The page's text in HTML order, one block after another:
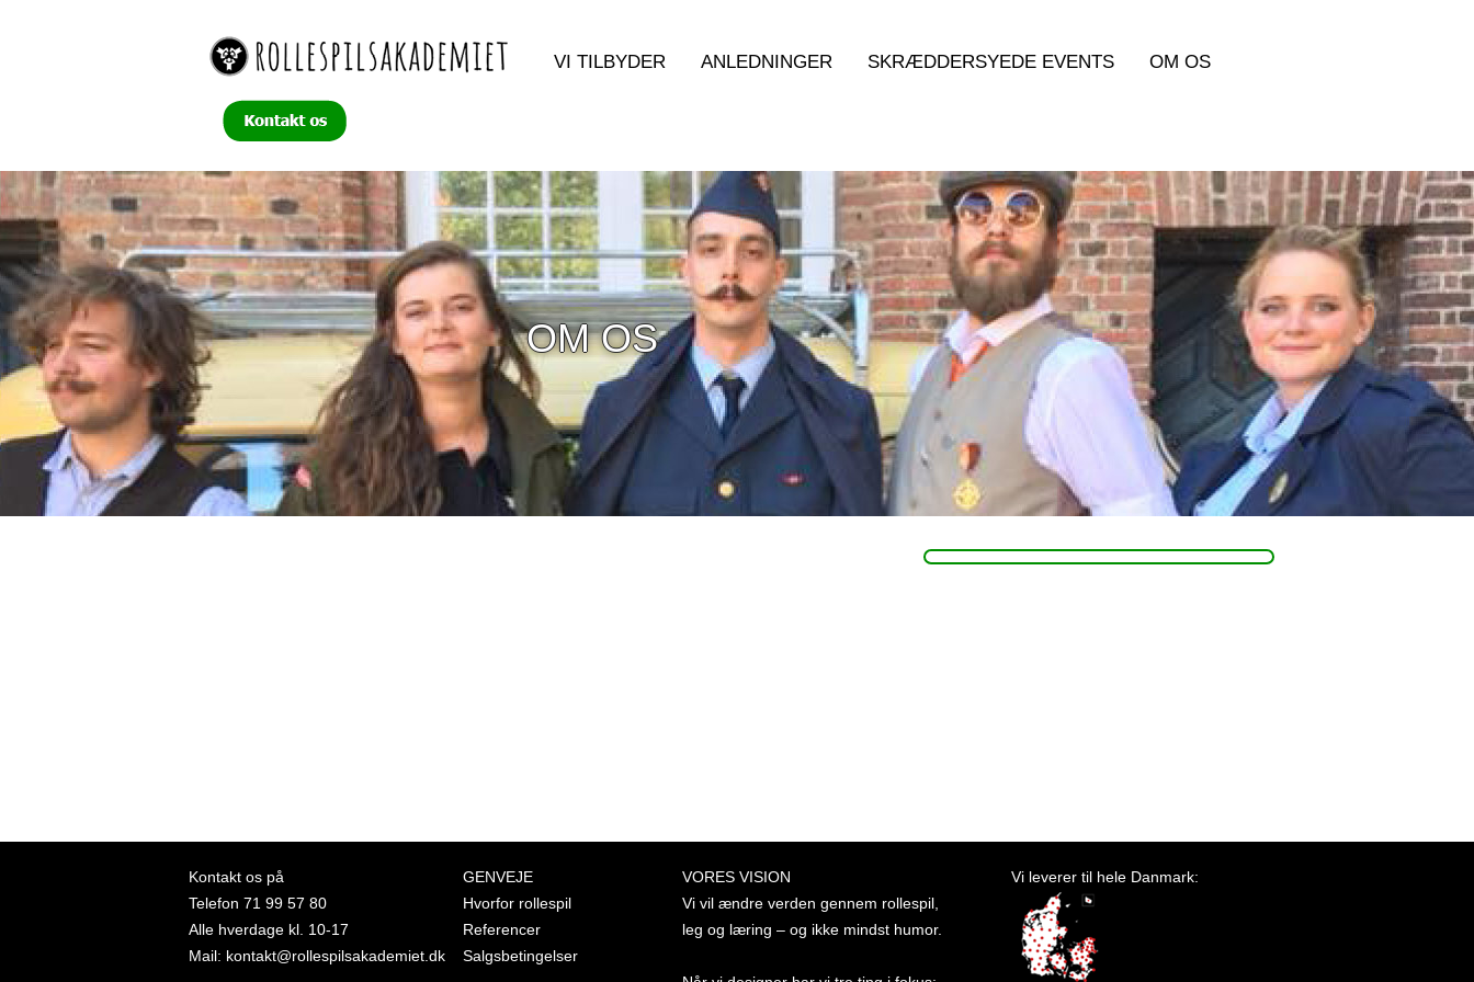
VI TILBYDER ANLEDNINGER SKRÆDDERSYEDE EVENTS OM OS
OM OS
Kontakt os på
Telefon 71 99 57 80
Alle hverdage kl. 10-17
Mail: kontakt@rollespilsakademiet.dk
GENVEJE
Hvorfor rollespil
Referencer
Salgsbetingelser
VORES VISION
Vi vil ændre verden gennem rollespil,
leg og læring – og ikke mindst humor.
Vi leverer til hele Danmark: